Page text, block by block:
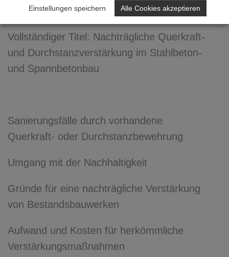
Durchstanzverstärkung
Vollständiger Titel: Nachträgliche Querkraft-
und Durchstanzverstärkung im Stahlbeton-
und Spannbetonbau
Sanierungsfälle durch vorhandene
Querkraft- oder Durchstanzbewehrung
Umgang mit der Nachhaltigkeit
Gründe für eine nachträgliche Verstärkung
von Bestandsbauwerken
Aufwand und Kosten für herkömmliche
Verstärkungsmaßnahmen
Einstellungen speichern Alle Cookies akzeptieren